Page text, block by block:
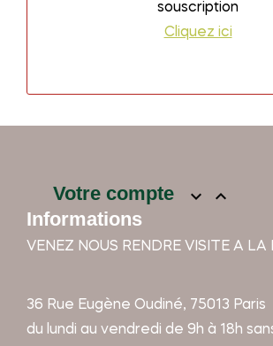
souscription
Cliquez ici
Votre compte  
Informations
VENEZ NOUS RENDRE VISITE A LA
36 Rue Eugène Oudiné, 75013 Paris
du lundi au vendredi de 9h à 18h